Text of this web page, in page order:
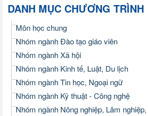
DANH MỤC CHƯƠNG TRÌNH
Môn học chung
Nhóm ngành Đào tạo giáo viên
Nhóm ngành Xã hội
Nhóm ngành Kinh tế, Luật, Du lịch
Nhóm ngành Tin học, Ngoại ngữ
Nhóm ngành Kỹ thuật - Công nghệ
Nhóm ngành Nông nghiệp, Lâm